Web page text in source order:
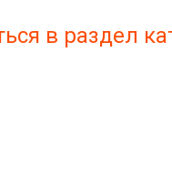
в раздел